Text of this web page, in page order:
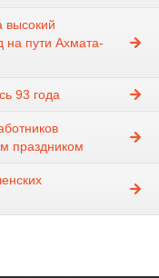
высокий
на пути Ахмата-
93 года
праздником